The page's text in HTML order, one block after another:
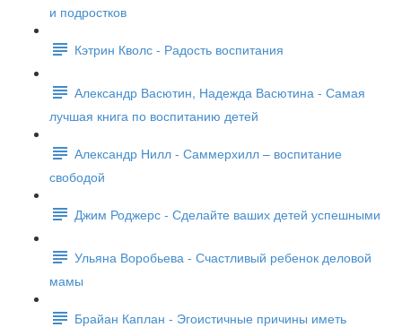
и подростков
Кэтрин Кволс - Радость воспитания
Александр Васютин, Надежда Васютина - Самая
лучшая книга по воспитанию детей
Александр Нилл - Саммерхилл – воспитание
свободой
Джим Роджерс - Сделайте ваших детей успешными
Ульяна Воробьева - Счастливый ребенок деловой
мамы
Брайан Каплан - Эгоистичные причины иметь